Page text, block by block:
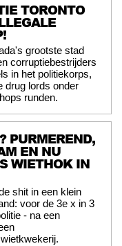
TORONTO
grootste stad
corruptiebestrijders
in het politiekorps,
drug lords onder
runden.
PURMEREND,
EN NU
WIETHOK IN
shit in een klein
voor de 3e x in 3
- na een